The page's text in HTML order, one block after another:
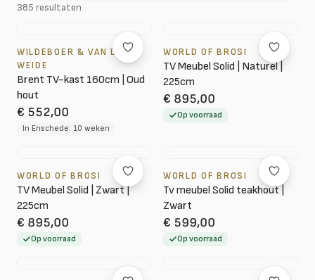
385 resultaten
WILDEBOER & VAN DER
WEIDE
Brent TV-kast 160cm | Oud
hout
€ 552,00
In Enschede: 10 weken
WORLD OF BROSI
TV Meubel Solid | Naturel |
225cm
€ 895,00
Op voorraad
WORLD OF BROSI
TV Meubel Solid | Zwart |
225cm
€ 895,00
Op voorraad
WORLD OF BROSI
Tv meubel Solid teakhout |
Zwart
€ 599,00
Op voorraad